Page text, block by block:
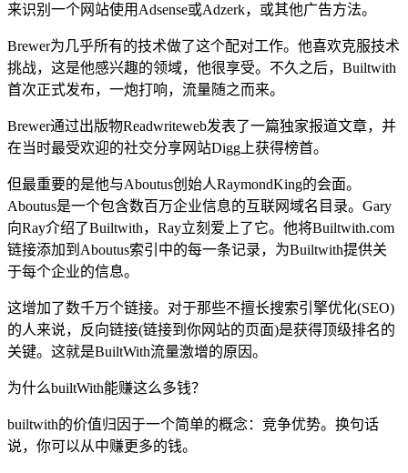
来识别一个网站使用Adsense或Adzerk，或其他广告方法。
Brewer为几乎所有的技术做了这个配对工作。他喜欢克服技术
挑战，这是他感兴趣的领域，他很享受。不久之后，Builtwith
首次正式发布，一炮打响，流量随之而来。
Brewer通过出版物Readwriteweb发表了一篇独家报道文章，并
在当时最受欢迎的社交分享网站Digg上获得榜首。
但最重要的是他与Aboutus创始人RaymondKing的会面。
Aboutus是一个包含数百万企业信息的互联网域名目录。Gary
向Ray介绍了Builtwith，Ray立刻爱上了它。他将Builtwith.com
链接添加到Aboutus索引中的每一条记录，为Builtwith提供关
于每个企业的信息。
这增加了数千万个链接。对于那些不擅长搜索引擎优化(SEO)
的人来说，反向链接(链接到你网站的页面)是获得顶级排名的
关键。这就是BuiltWith流量激增的原因。
为什么builtWith能赚这么多钱？
builtwith的价值归因于一个简单的概念：竞争优势。换句话
说，你可以从中赚更多的钱。